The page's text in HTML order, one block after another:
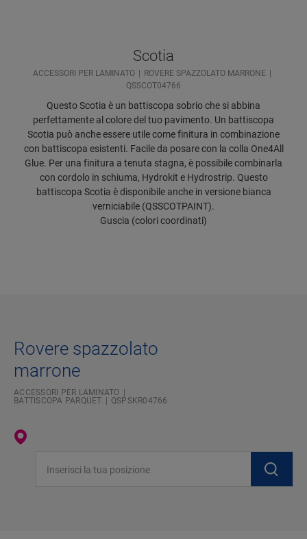
Scotia
ACCESSORI PER LAMINATO
ROVERE SPAZZOLATO MARRONE
QSSCOT04766
Questo Scotia è un battiscopa sobrio che si abbina
perfettamente al colore del tuo pavimento. Un battiscopa
Scotia può anche essere utile come finitura in combinazione
con battiscopa esistenti. Facile da posare con la colla One4All
Glue. Per una finitura a tenuta stagna, è possibile combinarla
con cordolo in schiuma, Hydrokit e Hydrostrip. Questo
battiscopa Scotia è disponibile anche in versione bianca
verniciabile (QSSCOTPAINT).
Guscia (colori coordinati)
Rovere spazzolato
marrone
ACCESSORI PER LAMINATO
BATTISCOPA PARQUET
QSPSKR04766